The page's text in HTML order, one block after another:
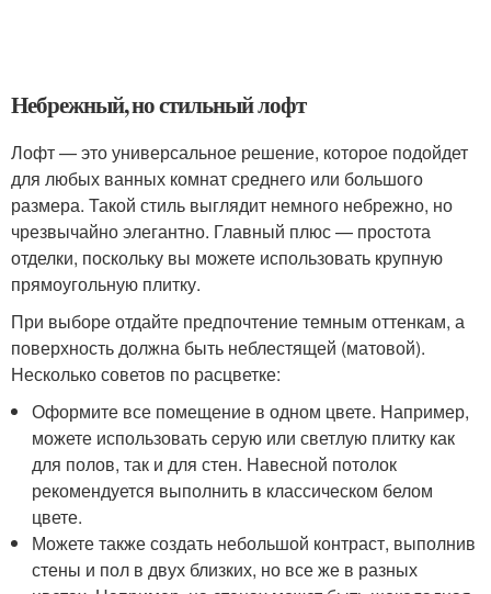
Небрежный, но стильный лофт
Лофт — это универсальное решение, которое подойдет
для любых ванных комнат среднего или большого
размера. Такой стиль выглядит немного небрежно, но
чрезвычайно элегантно. Главный плюс — простота
отделки, поскольку вы можете использовать крупную
прямоугольную плитку.
При выборе отдайте предпочтение темным оттенкам, а
поверхность должна быть неблестящей (матовой).
Несколько советов по расцветке:
Оформите все помещение в одном цвете. Например,
можете использовать серую или светлую плитку как
для полов, так и для стен. Навесной потолок
рекомендуется выполнить в классическом белом
цвете.
Можете также создать небольшой контраст, выполнив
стены и пол в двух близких, но все же в разных